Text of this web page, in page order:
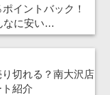
イントバック！
なに安い…
切れる？南大沢店
紹介